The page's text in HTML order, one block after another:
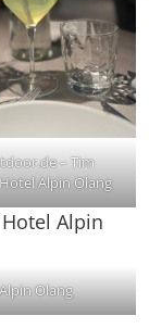
– Tim
Alpin Olang
Olang